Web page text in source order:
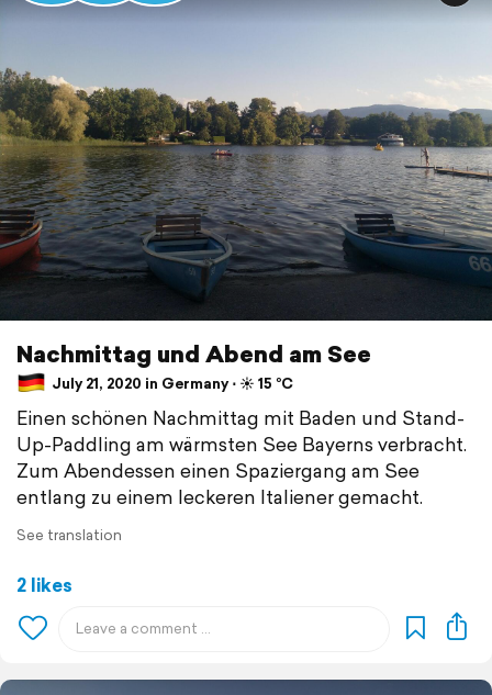
Nachmittag und Abend am See
July 21, 2020 in Germany ⋅ ☀️ 15 °C
Einen schönen Nachmittag mit Baden und Stand-
Up-Paddling am wärmsten See Bayerns verbracht.
Zum Abendessen einen Spaziergang am See
entlang zu einem leckeren Italiener gemacht.
See translation
2 likes